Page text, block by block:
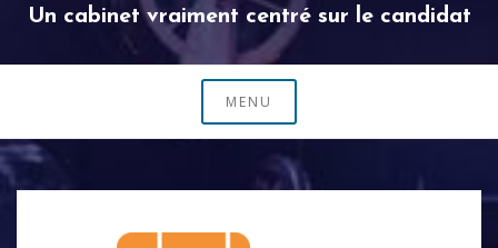
Un cabinet vraiment centré sur le candidat
MENU